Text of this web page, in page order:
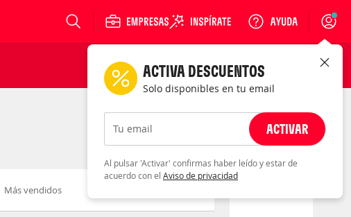
Login
Más vendidos
ACTIVA DESCUENTOS
Solo disponibles en tu email
Tu email ACTIVAR
Al pulsar 'Activar' confirmas haber leído y estar de
acuerdo con el Aviso de privacidad